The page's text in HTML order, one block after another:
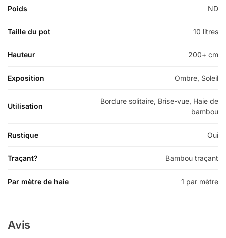
Poids ND
Taille du pot 10 litres
Hauteur 200+ cm
Exposition Ombre, Soleil
Utilisation
Bordure solitaire, Brise-vue, Haie de
bambou
Rustique Oui
Traçant? Bambou traçant
Par mètre de haie 1 par mètre
Avis